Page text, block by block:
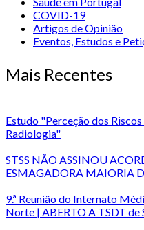
COVID-19
Artigos de Opinião
Eventos, Estudos e
Mais Recentes
Estudo "Perceção dos
Radiologia"
STSS NÃO ASSINOU
ESMAGADORA MAIORIA
9.ª Reunião do Internato
Norte | ABERTO A TSDT de